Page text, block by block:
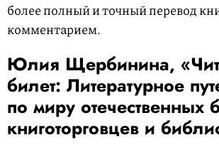
более полный и точный перевод
комментарием.
Юлия Щербинина,
билет: Литературное
по миру отечественных
книготорговцев и